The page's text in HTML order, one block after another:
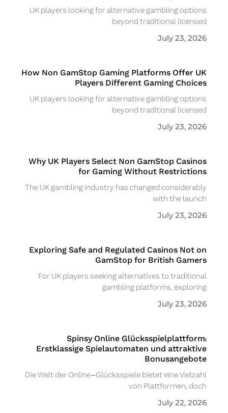
UK players looking for alternative gambling options
beyond traditional licensed
July 23, 2026
How Non GamStop Gaming Platforms Offer UK
Players Different Gaming Choices
UK players looking for alternative gambling options
beyond traditional licensed
July 23, 2026
Why UK Players Select Non GamStop Casinos
for Gaming Without Restrictions
The UK gambling industry has changed considerably
with the launch
July 23, 2026
Exploring Safe and Regulated Casinos Not on
GamStop for British Gamers
For UK players seeking alternatives to traditional
gambling platforms, exploring
July 23, 2026
Spinsy Online Glücksspielplattform:
Erstklassige Spielautomaten und attraktive
Bonusangebote
Die Welt der Online-Glücksspiele bietet eine Vielzahl
von Plattformen, doch
July 22, 2026